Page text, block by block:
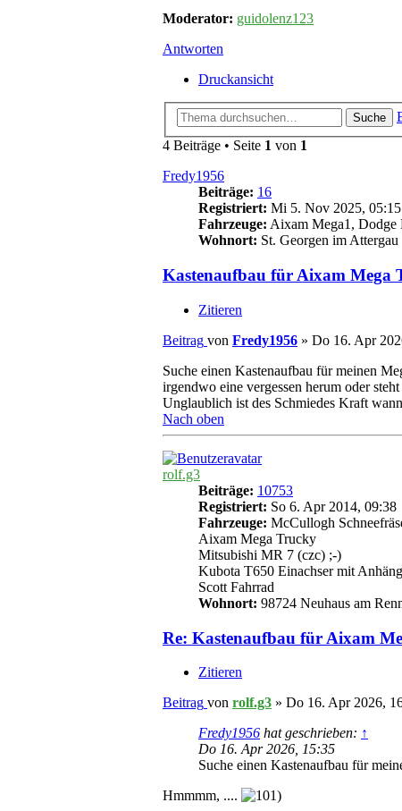
Moderator: guidolenz123
Antworten
Druckansicht
Suche
4 Beiträge • Seite 1 von 1
Fredy1956
Beiträge: 16
Registriert: Mi 5. Nov 2025, 05:15
Fahrzeuge: Aixam Mega1, Dodge
Wohnort: St. Georgen im Attergau
Kastenaufbau für Aixam Mega
Zitieren
Beitrag von Fredy1956 » Do 16. Apr
Suche einen Kastenaufbau für meinen
irgendwo eine vergessen herum oder
Unglaublich ist des Schmiedes Kraft
Nach oben
rolf.g3
Beiträge: 10753
Registriert: So 6. Apr 2014, 09:38
Fahrzeuge: McCullogh
Aixam Mega Trucky
Mitsubishi MR 7 (czc) ;-)
Kubota T650 Einachser mit
Scott Fahrrad
Wohnort: 98724 Neuhaus am
Re: Kastenaufbau für Aixam
Zitieren
Beitrag von rolf.g3 » Do 16. Apr 2026,
Fredy1956 hat geschrieben: ↑
Do 16. Apr 2026, 15:35
Suche einen Kastenaufbau für
Hmmmm, ....